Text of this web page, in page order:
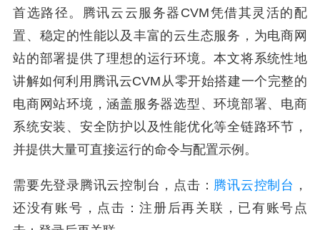
首选路径。腾讯云云服务器CVM凭借其灵活的配
置、稳定的性能以及丰富的云生态服务，为电商网
站的部署提供了理想的运行环境。本文将系统性地
讲解如何利用腾讯云CVM从零开始搭建一个完整的
电商网站环境，涵盖服务器选型、环境部署、电商
系统安装、安全防护以及性能优化等全链路环节，
并提供大量可直接运行的命令与配置示例。
需要先登录腾讯云控制台，点击： 腾讯云控制台 ，
还没有账号，点击：注册后再关联，已有账号点